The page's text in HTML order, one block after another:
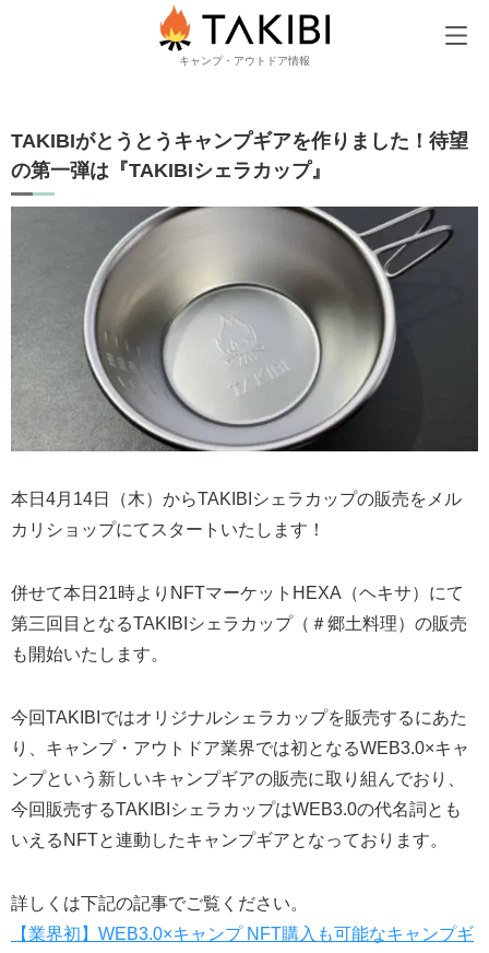
キャンプ・アウトドア情報
TAKIBIがとうとうキャンプギアを作りました！待望の第一弾は
TAKIBIがとうとうキャンプギアを作りました！待望
の第一弾は『TAKIBIシェラカップ』
本日4月14日（木）からTAKIBIシェラカップの販売をメル
カリショップにてスタートいたします！
併せて本日21時よりNFTマーケットHEXA（ヘキサ）にて
第三回目となるTAKIBIシェラカップ（＃郷土料理）の販売
も開始いたします。
今回TAKIBIではオリジナルシェラカップを販売するにあた
り、キャンプ・アウトドア業界では初となるWEB3.0×キャ
ンプという新しいキャンプギアの販売に取り組んでおり、
今回販売するTAKIBIシェラカップはWEB3.0の代名詞とも
いえるNFTと連動したキャンプギアとなっております。
詳しくは下記の記事でご覧ください。
【業界初】WEB3.0×キャンプ NFT購入も可能なキャンプギ